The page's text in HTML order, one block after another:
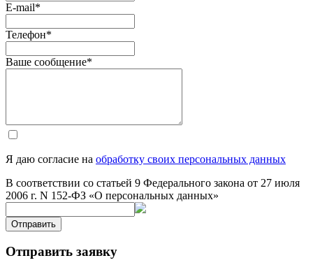
E-mail*
Телефон*
Ваше сообщение*
Я даю согласие на обработку своих персональных данных
В соответствии со статьей 9 Федерального закона от 27 июля
2006 г. N 152-ФЗ «О персональных данных»
Отправить
Отправить заявку